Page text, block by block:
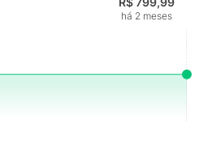
há 2 meses